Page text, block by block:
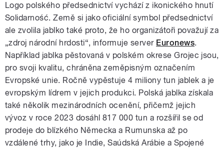
Logo polského předsednictví vychází z ikonického hnutí
Solidarność. Země si jako oficiální symbol předsednictví
ale zvolila jablko také proto, že ho organizátoři považují za
„zdroj národní hrdosti“, informuje server Euronews.
Například jablka pěstovaná v polském okrese Grojec jsou,
pro svoji kvalitu, chráněna zeměpisným označením
Evropské unie. Ročně vypěstuje 4 miliony tun jablek a je
evropským lídrem v jejich produkci. Polská jablka získala
také několik mezinárodních ocenění, přičemž jejich
vývoz v roce 2023 dosáhl 817 000 tun a rozšířil se od
prodeje do blízkého Německa a Rumunska až po
vzdálené trhy, jako je Indie, Saúdská Arábie a Spojené